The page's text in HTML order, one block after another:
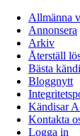
Allmänna
Annonsera
Arkiv
Återställ
Bästa
Bloggnytt
Kändisar
Kontakta
Logga in